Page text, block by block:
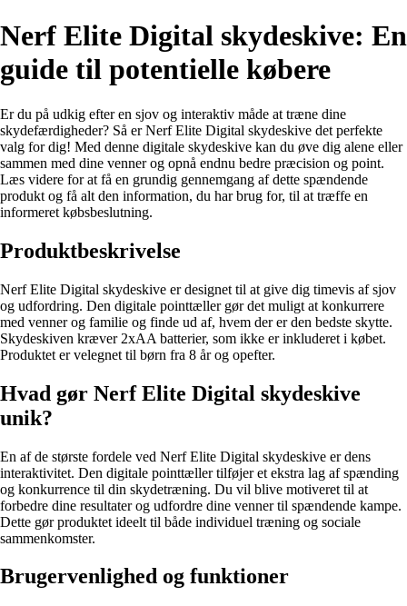
Nerf Elite Digital skydeskive: En
guide til potentielle købere
Er du på udkig efter en sjov og interaktiv måde at træne dine
skydefærdigheder? Så er Nerf Elite Digital skydeskive det perfekte
valg for dig! Med denne digitale skydeskive kan du øve dig alene eller
sammen med dine venner og opnå endnu bedre præcision og point.
Læs videre for at få en grundig gennemgang af dette spændende
produkt og få alt den information, du har brug for, til at træffe en
informeret købsbeslutning.
Produktbeskrivelse
Nerf Elite Digital skydeskive er designet til at give dig timevis af sjov
og udfordring. Den digitale pointtæller gør det muligt at konkurrere
med venner og familie og finde ud af, hvem der er den bedste skytte.
Skydeskiven kræver 2xAA batterier, som ikke er inkluderet i købet.
Produktet er velegnet til børn fra 8 år og opefter.
Hvad gør Nerf Elite Digital skydeskive
unik?
En af de største fordele ved Nerf Elite Digital skydeskive er dens
interaktivitet. Den digitale pointtæller tilføjer et ekstra lag af spænding
og konkurrence til din skydetræning. Du vil blive motiveret til at
forbedre dine resultater og udfordre dine venner til spændende kampe.
Dette gør produktet ideelt til både individuel træning og sociale
sammenkomster.
Brugervenlighed og funktioner